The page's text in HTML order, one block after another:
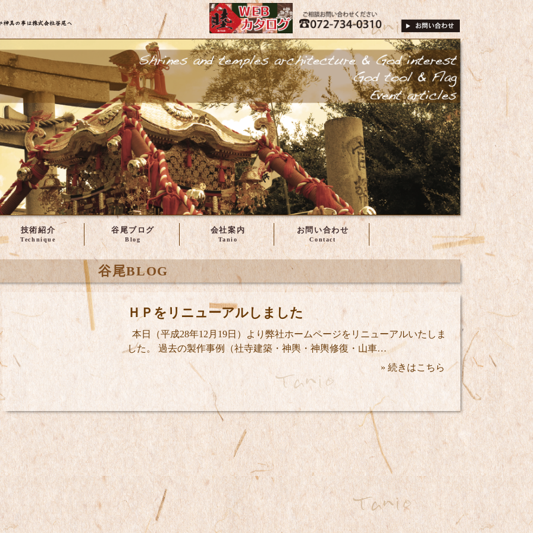
株式会社谷尾 | 神輿・社寺建築の修理や製作などは、株式会社谷尾へ ご相談・お問い合
072-734-0310
技術紹介 谷尾ブログ 会社案内 お問い合わせ
谷尾BLOG
ＨＰをリニューアルしました
本日（平成28年12月19日）より弊社ホームページをリニューアルいたしま
した。 過去の製作事例（社寺建築・神輿・神輿修復・山車…
» 続きはこちら